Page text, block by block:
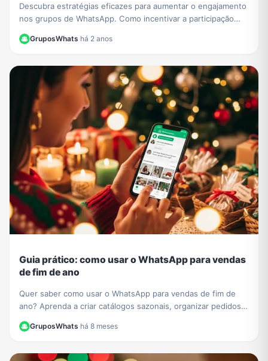
Descubra estratégias eficazes para aumentar o engajamento
nos grupos de WhatsApp. Como incentivar a participação
um ambiente conectado. Saiba mais!
GruposWhats·há 2 anos
Guia prático: como usar o WhatsApp para vendas
de fim de ano
Quer saber como usar o WhatsApp para vendas de fim de
ano? Aprenda a criar catálogos sazonais, organizar pedidos e
impulsionar seu negócio com nosso guia.
GruposWhats·há 8 meses